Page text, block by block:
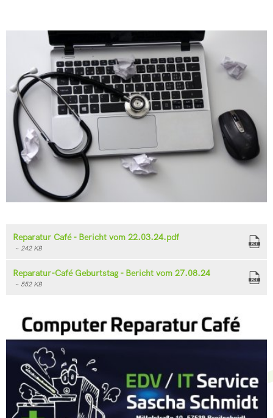
Reparatur Café - Bericht vom 22.03.24.pdf
~ 242 KB
Reparatur-Café Geburtstag - Bericht vom 27.08.24
~ 552 KB